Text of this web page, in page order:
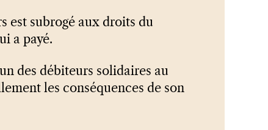
est subrogé aux droits du
a payé.
des débiteurs solidaires au
les conséquences de son